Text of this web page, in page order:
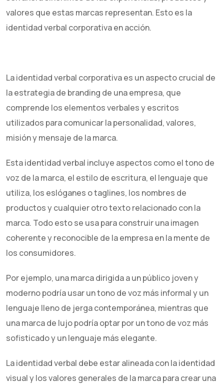
valores que estas marcas representan. Esto es la
identidad verbal corporativa en acción.
La identidad verbal corporativa es un aspecto crucial de
la estrategia de branding de una empresa, que
comprende los elementos verbales y escritos
utilizados para comunicar la personalidad, valores,
misión y mensaje de la marca.
Esta identidad verbal incluye aspectos como el tono de
voz de la marca, el estilo de escritura, el lenguaje que
utiliza, los eslóganes o taglines, los nombres de
productos y cualquier otro texto relacionado con la
marca. Todo esto se usa para construir una imagen
coherente y reconocible de la empresa en la mente de
los consumidores.
Por ejemplo, una marca dirigida a un público joven y
moderno podría usar un tono de voz más informal y un
lenguaje lleno de jerga contemporánea, mientras que
una marca de lujo podría optar por un tono de voz más
sofisticado y un lenguaje más elegante.
La identidad verbal debe estar alineada con la identidad
visual y los valores generales de la marca para crear una